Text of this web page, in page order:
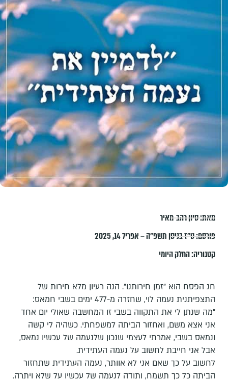
מאת:סיון רהב-מאיר
פורסם:ט״ז בניסן תשפ״ה – אפריל 14, 2025
קטגוריה:החלק היומי
חג הפסח הוא "זמן חירותנו". הנה רעיון מלא חירות של
התצפיתנית נעמה לוי, שחזרה מ-477 ימים בשבי חמאס:
"מה שנתן לי את התקווה בשבי זו המחשבה שאולי יום אחד
אני אצא משם, ואחזור הביתה למשפחתי. כשהיה לי קשה
ונמאס בשבי, אמרתי לעצמי שנכון שלנעמה של עכשיו נמאס,
אבל אני חייבת לחשוב על נעמה העתידית.
לחשוב על כך שאם אני לא אוותר, נעמה העתידית שתחזור
הביתה כל כך תשמח, ותודה לנעמה של עכשיו על שלא ויתרה.